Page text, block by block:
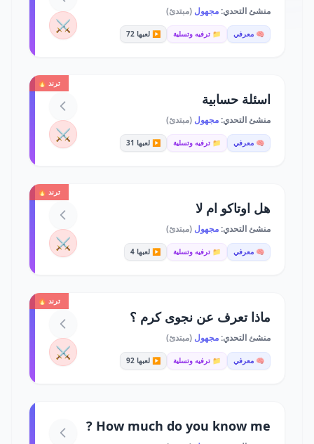
منشئ التحدي:مجهول (مبتدئ)
🧠 معرفي 📁 ترفيه وتسلية ▶️ لعبها 72 ⚔️
ترند 🔥
اسئلة حسابية
منشئ التحدي:مجهول (مبتدئ)
🧠 معرفي 📁 ترفيه وتسلية ▶️ لعبها 31 ⚔️
ترند 🔥
هل اوتاكو ام لا
منشئ التحدي:مجهول (مبتدئ)
🧠 معرفي 📁 ترفيه وتسلية ▶️ لعبها 4 ⚔️
ترند 🔥
ماذا تعرف عن نجوى كرم ؟
منشئ التحدي:مجهول (مبتدئ)
🧠 معرفي 📁 ترفيه وتسلية ▶️ لعبها 92 ⚔️
How much do you know me ?